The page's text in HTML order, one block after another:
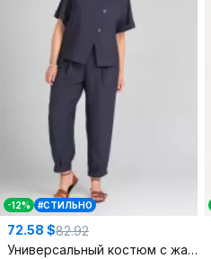
-12% #СТИЛЬНО
72.58 $82.92
Универсальный костюм с жакетом и брюками из текстиля